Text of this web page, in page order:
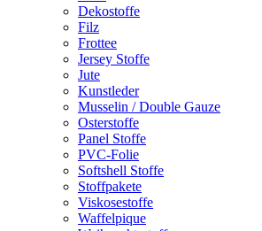
Dekostoffe
Filz
Frottee
Jersey Stoffe
Jute
Kunstleder
Musselin / Double Gauze
Osterstoffe
Panel Stoffe
PVC-Folie
Softshell Stoffe
Stoffpakete
Viskosestoffe
Waffelpique